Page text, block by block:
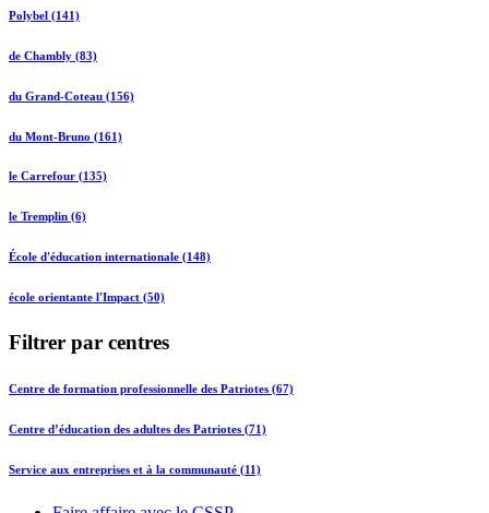
Polybel (141)
de Chambly (83)
du Grand-Coteau (156)
du Mont-Bruno (161)
le Carrefour (135)
le Tremplin (6)
École d'éducation internationale (148)
école orientante l'Impact (50)
Filtrer par centres
Centre de formation professionnelle des Patriotes (67)
Centre d’éducation des adultes des Patriotes (71)
Service aux entreprises et à la communauté (11)